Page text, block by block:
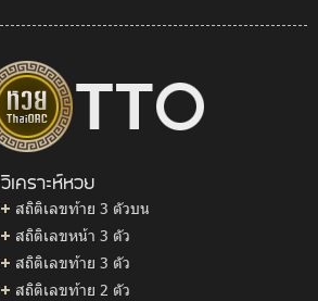
วิเคราะห์หวย
สถิติเลขท้าย 3 ตัวบน
สถิติเลขหน้า 3 ตัว
สถิติเลขท้าย 3 ตัว
สถิติเลขท้าย 2 ตัว